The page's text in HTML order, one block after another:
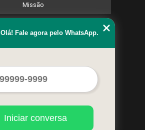
Missão
Serviços
Mapa do site
Olá! Fale agora pelo WhatsApp.
Iniciar conversa